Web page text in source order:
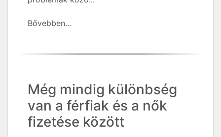
Bővebben...
Még mindig különbség
van a férfiak és a nők
fizetése között